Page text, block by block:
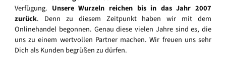
Verfügung. Unsere Wurzeln reichen bis in das Jahr 2007
zurück. Denn zu diesem Zeitpunkt haben wir mit dem
Onlinehandel begonnen. Genau diese vielen Jahre sind es, die
uns zu einem wertvollen Partner machen. Wir freuen uns sehr
Dich als Kunden begrüßen zu dürfen.